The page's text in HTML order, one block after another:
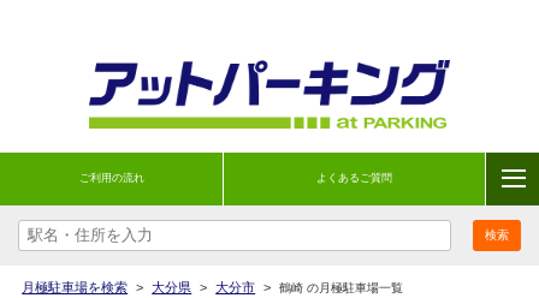
ご利用の流れ よくあるご質問
月極駐車場を検索 > 大分県 > 大分市 > 鶴崎 の月極駐車場一覧